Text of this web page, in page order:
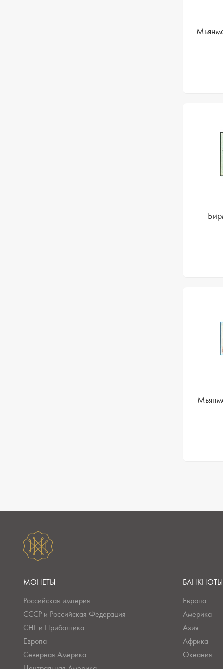
МОНЕТЫ
Российская империя
СССР и Российская Федерация
СНГ и Прибалтика
Европа
Северная Америка
БАНКНОТЫ
Европа
Америка
Азия
Африка
Океания